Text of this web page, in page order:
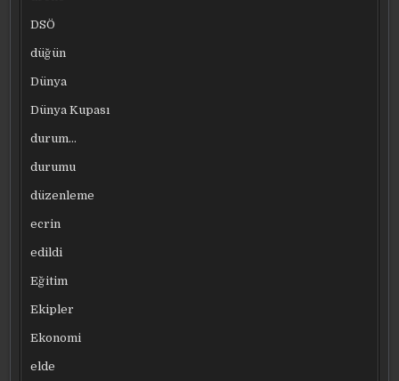
DSÖ
düğün
Dünya
Dünya Kupası
durum…
durumu
düzenleme
ecrin
edildi
Eğitim
Ekipler
Ekonomi
elde